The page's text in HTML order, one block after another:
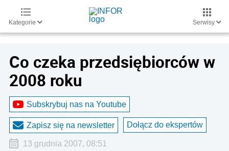
Kategorie Serwisy
Co czeka przedsiębiorców w
2008 roku
Subskrybuj nas na Youtube
Zapisz się na newsletter Dołącz do ekspertów
13 grudnia 2007, 08:51